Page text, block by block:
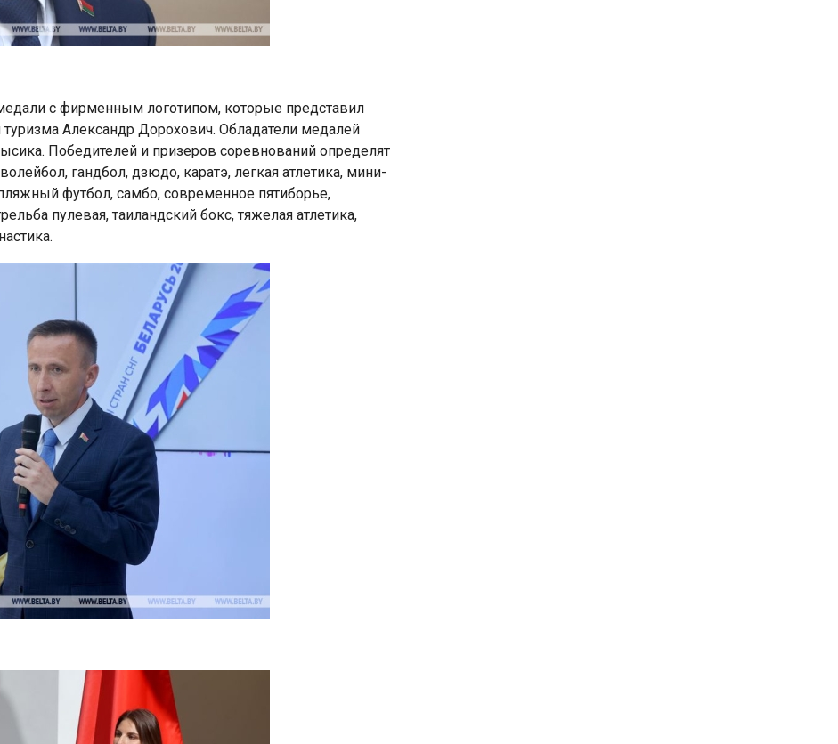
с фирменным логотипом, которые представил
Александр Дорохович. Обладатели медалей
Победителей и призеров соревнований определят
гандбол, дзюдо, каратэ, легкая атлетика, мини-
футбол, самбо, современное пятиборье,
пулевая, таиландский бокс, тяжелая атлетика,